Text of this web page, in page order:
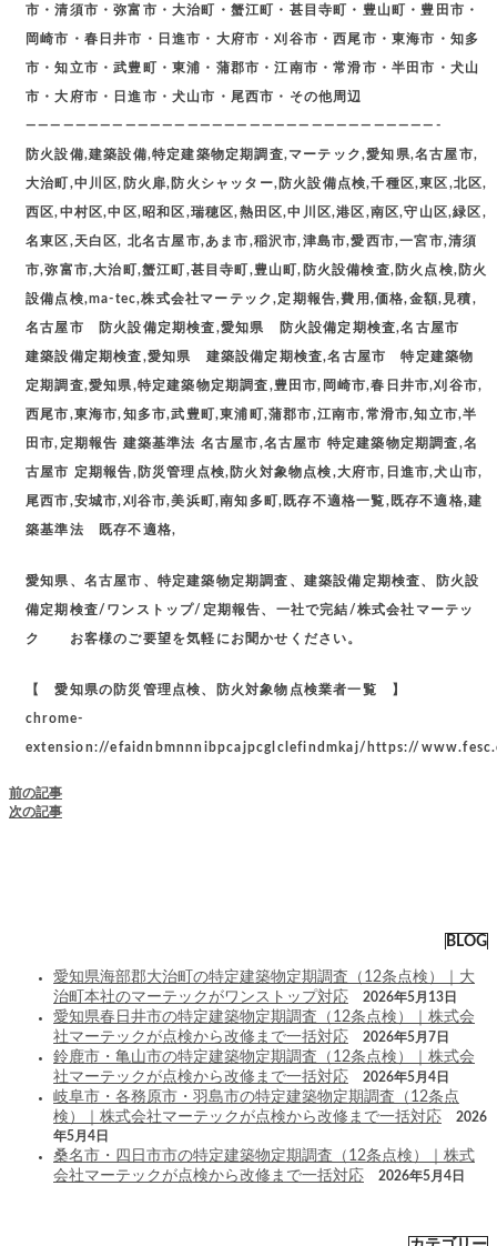
市・清須市・弥富市・大治町・蟹江町・甚目寺町・豊山町・豊田市・
岡崎市・春日井市・日進市・大府市・刈谷市・西尾市・東海市・知多
市・知立市・武豊町・東浦・蒲郡市・江南市・常滑市・半田市・犬山
市・大府市・日進市・犬山市・尾西市・その他周辺
—————————————————————————————————-
防火設備,建築設備,特定建築物定期調査,マーテック,愛知県,名古屋市,
大治町,中川区,防火扉,防火シャッター,防火設備点検,千種区,東区,北区,
西区,中村区,中区,昭和区,瑞穂区,熱田区,中川区,港区,南区,守山区,緑区,
名東区,天白区, 北名古屋市,あま市,稲沢市,津島市,愛西市,一宮市,清須
市,弥富市,大治町,蟹江町,甚目寺町,豊山町,防火設備検査,防火点検,防火
設備点検,ma-tec,株式会社マーテック,定期報告,費用,価格,金額,見積,
名古屋市 防火設備定期検査,愛知県 防火設備定期検査,名古屋市
建築設備定期検査,愛知県 建築設備定期検査,名古屋市 特定建築物
定期調査,愛知県,特定建築物定期調査,豊田市,岡崎市,春日井市,刈谷市,
西尾市,東海市,知多市,武豊町,東浦町,蒲郡市,江南市,常滑市,知立市,半
田市,定期報告 建築基準法 名古屋市,名古屋市 特定建築物定期調査,名
古屋市 定期報告,防災管理点検,防火対象物点検,大府市,日進市,犬山市,
尾西市,安城市,刈谷市,美浜町,南知多町,既存不適格一覧,既存不適格,建
築基準法 既存不適格,
愛知県、名古屋市、特定建築物定期調査、建築設備定期検査、防火設
備定期検査/ワンストップ/定期報告、一社で完結/株式会社マーテッ
ク お客様のご要望を気軽にお聞かせください。
【 愛知県の防災管理点検、防火対象物点検業者一覧 】
chrome-
extension://efaidnbmnnnibpcajpcglclefindmkaj/https://
前の記事
次の記事
BLOG
愛知県海部郡大治町の特定建築物定期調査（12条点検）｜大
治町本社のマーテックがワンストップ対応
2026年5月13日
愛知県春日井市の特定建築物定期調査（12条点検）｜株式会
社マーテックが点検から改修まで一括対応
2026年5月7日
鈴鹿市・亀山市の特定建築物定期調査（12条点検）｜株式会
社マーテックが点検から改修まで一括対応
2026年5月4日
岐阜市・各務原市・羽島市の特定建築物定期調査（12条点
検）｜株式会社マーテックが点検から改修まで一括対応
2026
年5月4日
桑名市・四日市市の特定建築物定期調査（12条点検）｜株式
会社マーテックが点検から改修まで一括対応
2026年5月4日